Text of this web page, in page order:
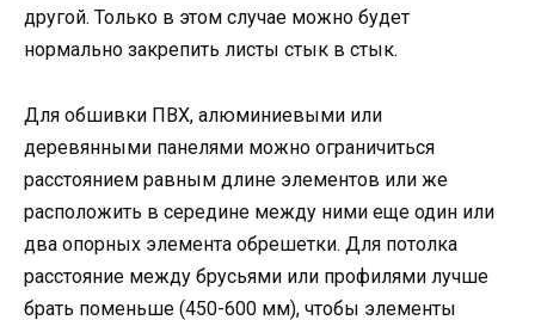
другой. Только в этом случае можно будет
нормально закрепить листы стык в стык.
Для обшивки ПВХ, алюминиевыми или
деревянными панелями можно ограничиться
расстоянием равным длине элементов или же
расположить в середине между ними еще один или
два опорных элемента обрешетки. Для потолка
расстояние между брусьями или профилями лучше
брать поменьше (450-600 мм), чтобы элементы